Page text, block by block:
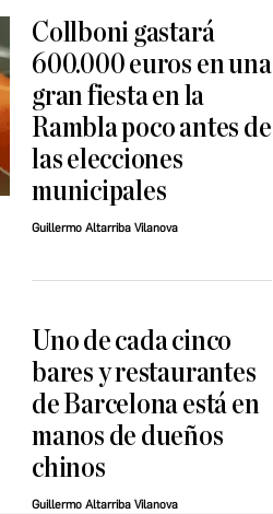
Collboni gastará
600.000 euros en una
gran fiesta en la
Rambla poco antes de
las elecciones
municipales
Guillermo Altarriba Vilanova
Uno de cada cinco
bares y restaurantes
de Barcelona está en
manos de dueños
chinos
Guillermo Altarriba Vilanova